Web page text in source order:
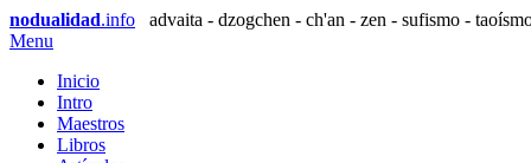
nodualidad.info
advaita - dzogchen - ch'an - zen - sufismo -
Menu
Inicio
Intro
Maestros
Libros